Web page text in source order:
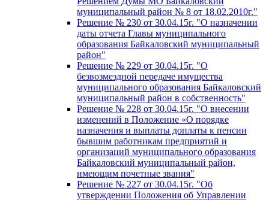
муниципальный район № 8 от 18.02.2010г."
Решение № 230 от 30.04.15г. "О назначении
даты отчета Главы муниципального
образования Байкаловский муниципальный
район"
Решение № 229 от 30.04.15г. "О
безвозмездной передаче имущества
муниципального образования Байкаловский
муниципальный район в собственность"
Решение № 228 от 30.04.15г. "О внесении
изменений в Положение «О порядке
назначения и выплаты доплаты к пенсии
бывшим работникам предприятий и
организаций муниципального образования
Байкаловский муниципальный район,
имеющим почетные звания"
Решение № 227 от 30.04.15г. "Об
утверждении Положения об Управлении